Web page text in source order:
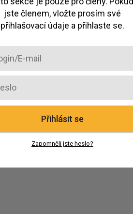
jste členem, vložte prosím své
přihlašovací údaje a přihlaste se.
Přihlásit se
Zapomněli jste heslo?